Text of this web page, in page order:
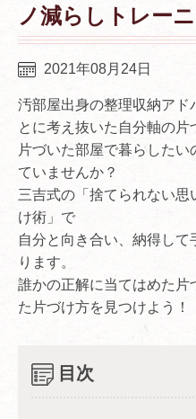
ノ減らしトレー
2021年08月24日
汚部屋出身の整理収納アド
とに考え抜いた自分軸の片
片づいた部屋で暮らした
ていませんか？
三吉式の「捨てられない
け術」で
自分と向き合い、納得し
ります。
誰かの正解に当てはめた片
た片づけ方を見つけよう！
目次